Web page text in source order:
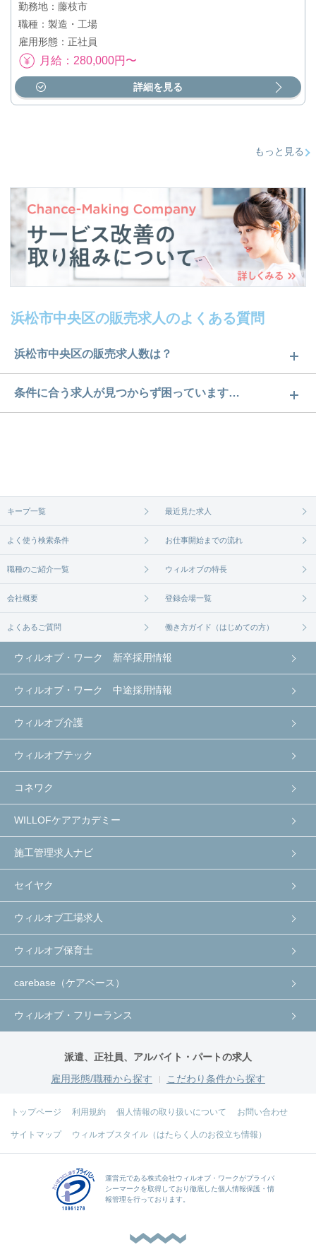
勤務地：藤枝市
職種：製造・工場
雇用形態：正社員
月給：280,000円〜
詳細を見る
もっと見る
浜松市中央区の販売求人のよくある質問
浜松市中央区の販売求人数は？
浜松市中央区の販売求人数は21件です。どのような
求人があるかぜひチェックしてみてください。
条件に合う求人が見つからず困っています…
無料相談の登録はコチラから
キープ一覧 最近見た求人
よく使う検索条件 お仕事開始までの流れ
職種のご紹介一覧 ウィルオブの特長
会社概要 登録会場一覧
よくあるご質問 働き方ガイド（はじめての方）
ウィルオブ・ワーク 新卒採用情報
ウィルオブ・ワーク 中途採用情報
ウィルオブ介護
ウィルオブテック
コネワク
WILLOFケアアカデミー
施工管理求人ナビ
セイヤク
ウィルオブ工場求人
ウィルオブ保育士
carebase（ケアベース）
ウィルオブ・フリーランス
派遣、正社員、アルバイト・パートの求人
雇用形態/職種から探す
こだわり条件から探す
トップページ 利用規約 個人情報の取り扱いについて お問い合わせ
サイトマップ ウィルオブスタイル（はたらく人のお役立ち情報）
運営元である株式会社ウィルオブ・ワークがプライバ
シーマークを取得しており徹底した個人情報保護・情
報管理を行っております。